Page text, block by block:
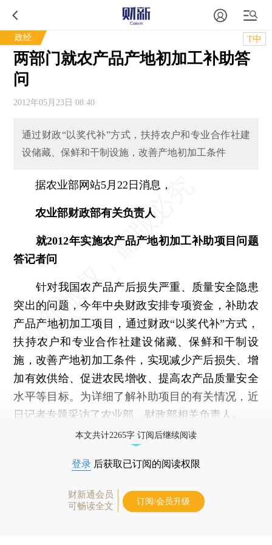
政经 T中
两部门就农产品产地初加工补助答
问
2012年05月23日 08:40
通过财政“以奖代补”方式，扶持农户和专业合作社建
设储藏、保鲜和干制设施，改善产地初加工条件
据农业部网站5月22日消息，
农业部财政部有关负责人
就2012年实施农产品产地初加工补助项目问题
答记者问
针对我国农产品产后损失严重、质量安全隐患
突出的问题，今年中央财政安排专项资金，补助农
产品产地初加工项目，通过财政“以奖代补”方式，
扶持农户和专业合作社建设储藏、保鲜和干制设
施，改善产地初加工条件，实现减少产后损失、增
加有效供给、促进农民增收、提高农产品质量安全
水平等目标。为详细了解补助项目的有关情况，近
日记者专题采访了农业部、财政部相关负责人。
本文共计2265字 订阅后继续阅读
登录 后获取已订阅的阅读权限
财新通会员
可畅读全文
订阅/会员升级